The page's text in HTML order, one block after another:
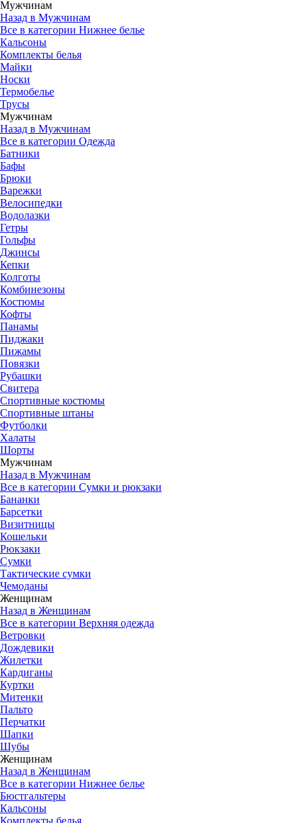
Мужчинам
Назад в Мужчинам
Все в категории Нижнее белье
Кальсоны
Комплекты белья
Майки
Носки
Термобелье
Трусы
Мужчинам
Назад в Мужчинам
Все в категории Одежда
Батники
Бафы
Брюки
Варежки
Велосипедки
Водолазки
Гетры
Гольфы
Джинсы
Кепки
Колготы
Комбинезоны
Костюмы
Кофты
Панамы
Пиджаки
Пижамы
Повязки
Рубашки
Свитера
Спортивные костюмы
Спортивные штаны
Футболки
Халаты
Шорты
Мужчинам
Назад в Мужчинам
Все в категории Сумки и рюкзаки
Бананки
Барсетки
Визитницы
Кошельки
Рюкзаки
Сумки
Тактические сумки
Чемоданы
Женщинам
Назад в Женщинам
Все в категории Верхняя одежда
Ветровки
Дождевики
Жилетки
Кардиганы
Куртки
Митенки
Пальто
Перчатки
Шапки
Шубы
Женщинам
Назад в Женщинам
Все в категории Нижнее белье
Бюстгальтеры
Кальсоны
Комплекты белья